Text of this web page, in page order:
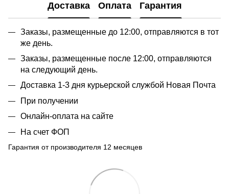
Доставка Оплата Гарантия
Заказы, размещенные до 12:00, отправляются в тот
же день.
Заказы, размещенные после 12:00, отправляются
на следующий день.
Доставка 1-3 дня курьерской службой Новая Почта
При получении
Онлайн-оплата на сайте
На счет ФОП
Гарантия от производителя 12 месяцев